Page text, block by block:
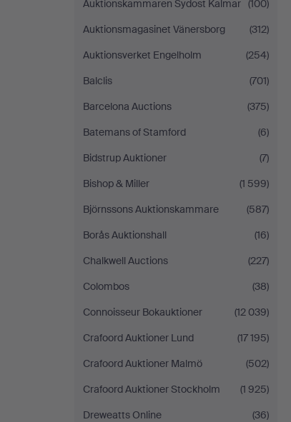
Auktionskammaren Sydost Kalmar (100)
Auktionsmagasinet Vänersborg
(312)
Auktionsverket Engelholm
(254)
Balclis
(701)
Barcelona Auctions
(375)
Batemans of Stamford
(6)
Bidstrup Auktioner
(7)
Bishop & Miller
(1 599)
Björnssons Auktionskammare
(587)
Borås Auktionshall
(16)
Chalkwell Auctions
(227)
Colombos
(38)
Connoisseur Bokauktioner
(12 039)
Crafoord Auktioner Lund
(17 195)
Crafoord Auktioner Malmö
(502)
Crafoord Auktioner Stockholm
(1 925)
Dreweatts Online
(36)